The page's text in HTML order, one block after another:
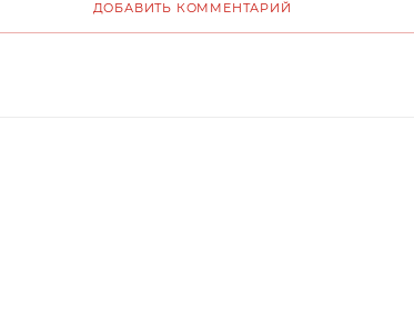
ДОБАВИТЬ КОММЕНТАРИЙ